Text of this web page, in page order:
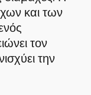
και των
τον
την